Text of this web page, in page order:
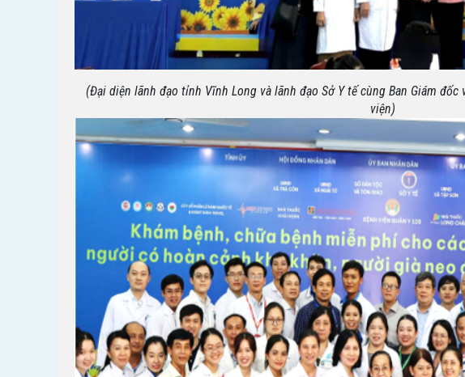
(Đại diện lãnh đạo tỉnh Vĩnh Long và lãnh đạo Sở Y tế cùng Ban Giám đốc
viện)